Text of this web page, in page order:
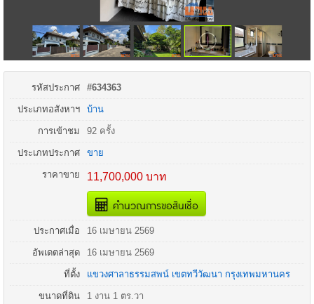
รหัสประกาศ #634363
ประเภทอสังหาฯ บ้าน
การเข้าชม 92 ครั้ง
ประเภทประกาศ ขาย
ราคาขาย 11,700,000 บาท
คำนวณการขอสินเชื่อ
ประกาศเมื่อ 16 เมษายน 2569
อัพเดตล่าสุด 16 เมษายน 2569
ที่ตั้ง แขวงศาลาธรรมสพน์ เขตทวีวัฒนา กรุงเทพมหานคร
ขนาดที่ดิน 1 งาน 1 ตร.วา